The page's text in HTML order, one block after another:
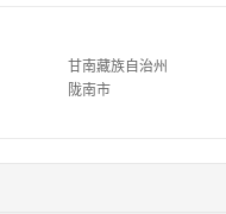
甘南藏族自治州
陇南市